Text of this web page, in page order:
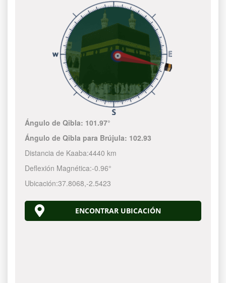
Ángulo de Qibla: 101.97°
Ángulo de Qibla para Brújula: 102.93
Distancia de Kaaba:4440 km
Deflexión Magnética:-0.96°
Ubicación:37.8068,-2.5423
ENCONTRAR UBICACIÓN